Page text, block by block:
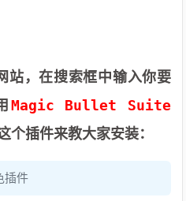
，在搜索框中输入你要
Magic Bullet Suite
个插件来教大家安装：
插件